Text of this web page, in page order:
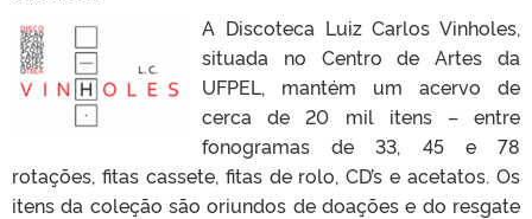
A Discoteca Luiz Carlos Vinholes,
situada no Centro de Artes da
UFPEL, mantém um acervo de
cerca de 20 mil itens – entre
fonogramas de 33, 45 e 78
rotações, fitas cassete, fitas de rolo, CD’s e acetatos. Os
itens da coleção são oriundos de doações e do resgate